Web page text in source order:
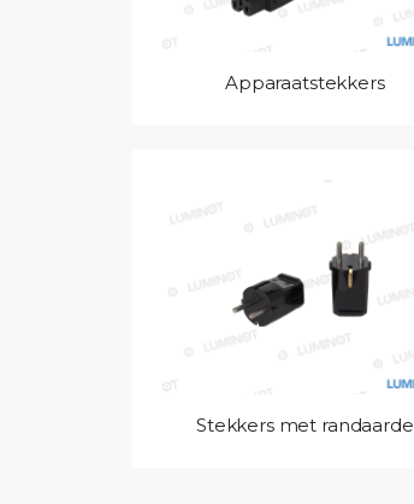
Apparaatstekkers
Stekkers met randaarde